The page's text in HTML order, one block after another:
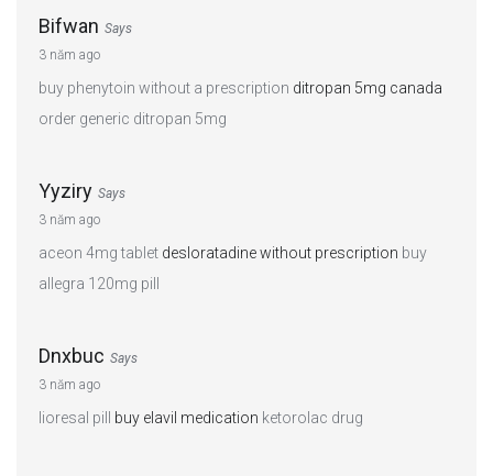
Bifwan Says
3 năm ago
buy phenytoin without a prescription ditropan 5mg canada
order generic ditropan 5mg
Yyziry Says
3 năm ago
aceon 4mg tablet desloratadine without prescription buy
allegra 120mg pill
Dnxbuc Says
3 năm ago
lioresal pill buy elavil medication ketorolac drug